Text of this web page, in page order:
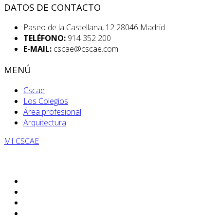
DATOS DE CONTACTO
Paseo de la Castellana, 12 28046 Madrid
TELÉFONO: 914 352 200
E-MAIL: cscae@cscae.com
MENÚ
Cscae
Los Colegios
Área profesional
Arquitectura
MI CSCAE